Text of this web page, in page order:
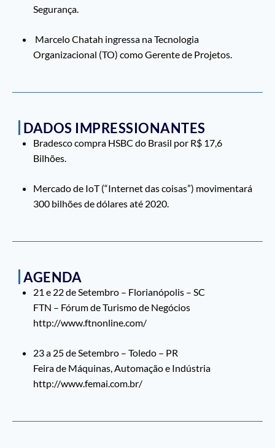
Segurança.
Marcelo Chatah ingressa na Tecnologia
Organizacional (TO) como Gerente de Projetos.
DADOS IMPRESSIONANTES
Bradesco compra HSBC do Brasil por R$ 17,6
Bilhões.
Mercado de IoT (“Internet das coisas”) movimentará
300 bilhões de dólares até 2020.
AGENDA
21 e 22 de Setembro – Florianópolis – SC
FTN – Fórum de Turismo de Negócios
http://www.ftnonline.com/
23 a 25 de Setembro – Toledo – PR
Feira de Máquinas, Automação e Indústria
http://www.femai.com.br/